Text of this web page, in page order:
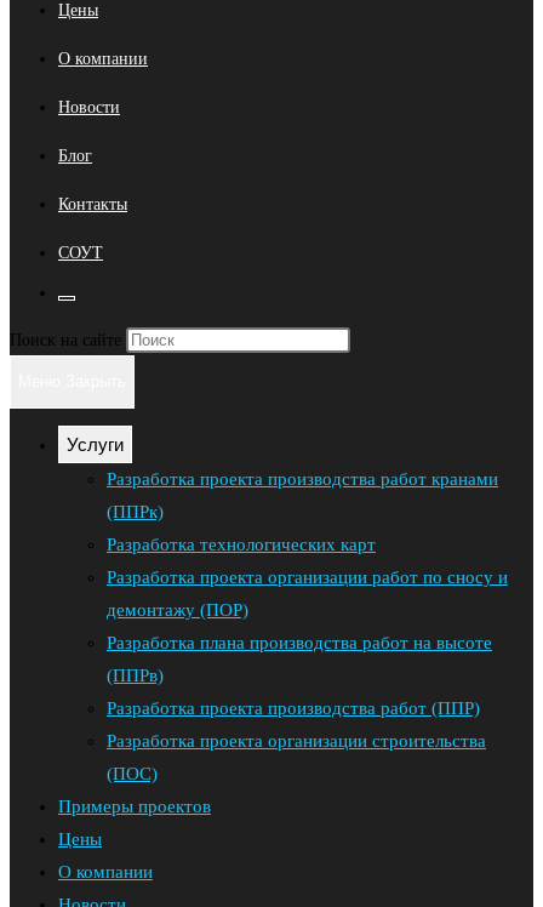
Цены
О компании
Новости
Блог
Контакты
СОУТ
веб-
Поиск на сайте
панель
Услуги
Разработка проекта производства работ кранами
(ППРк)
Разработка технологических карт
Разработка проекта организации работ по сносу и
демонтажу (ПОР)
Разработка плана производства работ на высоте
(ППРв)
Разработка проекта производства работ (ППР)
Разработка проекта организации строительства
(ПОС)
Примеры проектов
Цены
О компании